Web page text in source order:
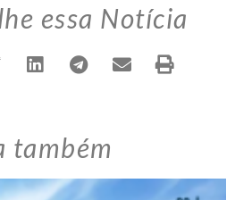
essa Notícia
também